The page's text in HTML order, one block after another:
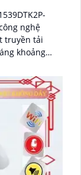
nghệ
truyền tải
khoảng